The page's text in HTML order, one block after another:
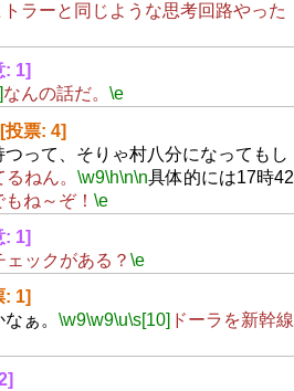
ラーと同じような思考回路やった
: 1]
なんの話だ。 \e
[投票: 4]
って、そりゃ村八分になってもし
ねん。 \w9\h\n\n具体的には17時42
ね～ぞ！ \e
: 1]
ェックがある？ \e
: 1]
ぁ。 \w9\w9\u\s[10] ドーラを新幹線